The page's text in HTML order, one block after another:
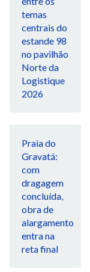
temas
centrais do
estande 98
no pavilhão
Norte da
Logistique
2026
Praia do
Gravatá:
com
dragagem
concluída,
obra de
alargamento
entra na
reta final